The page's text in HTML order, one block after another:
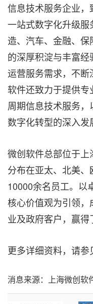
信息技术服务企业，
一站式数字化升级
造、汽车、金融、
的深厚积淀与丰富
运营服务需求，不
软件还致力于提供
周期信息技术服务
数字化转型的深入发
微创软件总部位于上
分布在亚太、北美
10000余名员工。以
核心价值观为引领
业及政府客户，赢得
更多详细资料，请参
消息来源：上海微创软